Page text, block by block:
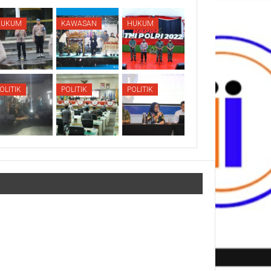
KAWASAN HUKUM
POLITIK POLITIK